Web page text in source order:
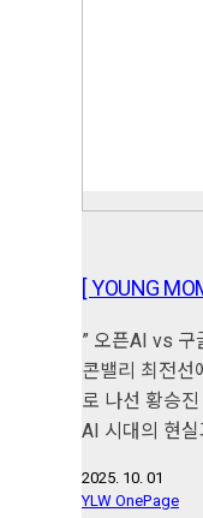
[ YOUNG
” 오픈AI vs
콘밸리 최전선
로 나선 황승
AI 시대의 현
2025. 10. 01
YLW OnePage